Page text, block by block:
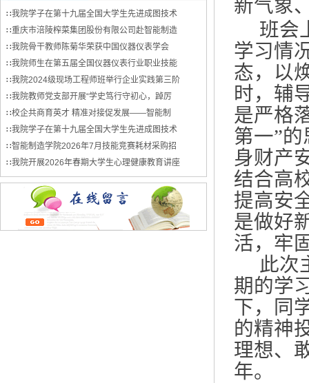
∷我院学子在第十九届全国大学生先进成图技术
∷重庆市涪陵榨菜集团股份有限公司赴智能制造
∷我院骨干教师陈菊华荣获中国仪器仪表学会
∷我院师生在第五届全国仪器仪表行业职业技能
∷我院2024级现场工程师班举行企业实践第三阶
∷我院教师党支部开展“学史笃行守初心，踔厉
∷校企共商育英才 精准对接促发展——智能制
∷我院学子在第十九届全国大学生先进成图技术
∷智能制造学院2026年7月技能竞赛耗材采购招
∷我院开展2026年春期大学生心理健康教育讲座
新气象
班会
学习情
态，以
时，辅
是严格
第一”
身财产
结合高
提高安
是做好
活，牢
此次
期的学
下，同
的精神
理想、
年。